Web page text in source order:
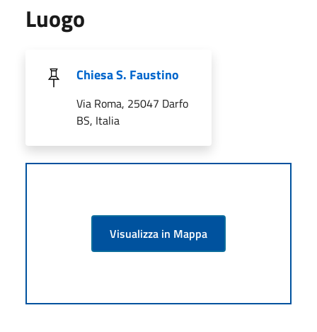
Luogo
Chiesa S. Faustino
Via Roma, 25047 Darfo
BS, Italia
Visualizza in Mappa